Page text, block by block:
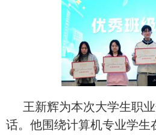
王新辉为本次大学生职
话。他围绕计算机专业学生